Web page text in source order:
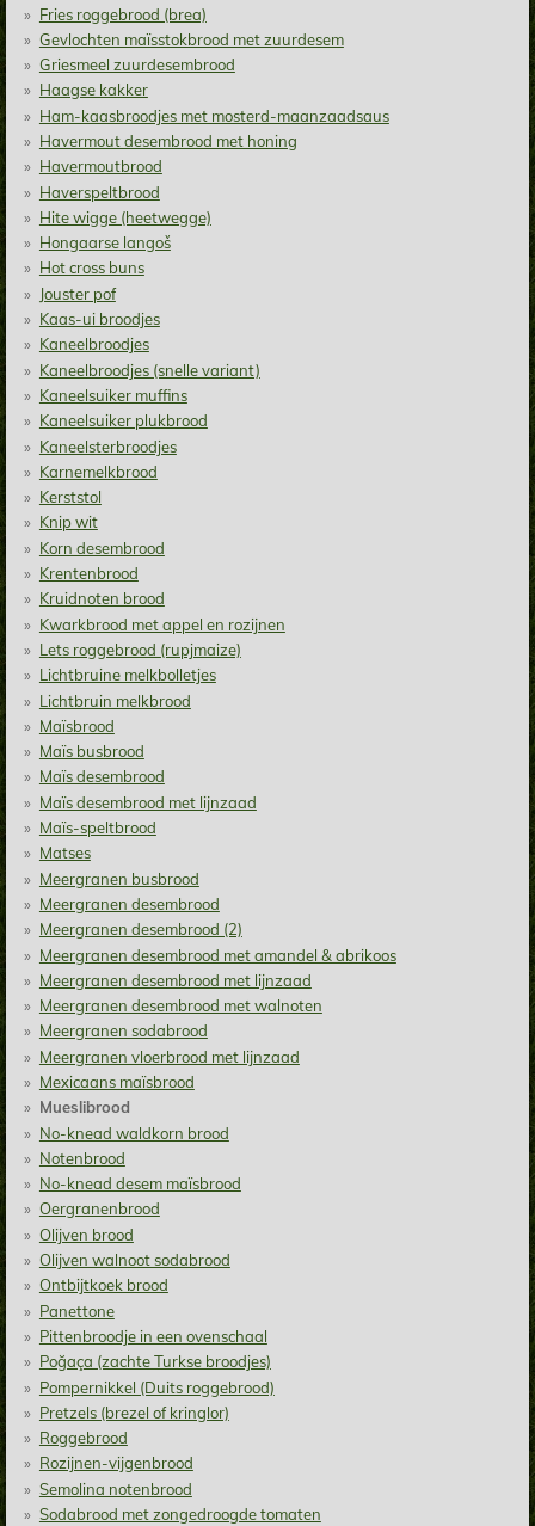
Fries roggebrood (brea)
Gevlochten maïsstokbrood met zuurdesem
Griesmeel zuurdesembrood
Haagse kakker
Ham-kaasbroodjes met mosterd-maanzaadsaus
Havermout desembrood met honing
Havermoutbrood
Haverspeltbrood
Hite wigge (heetwegge)
Hongaarse langoš
Hot cross buns
Jouster pof
Kaas-ui broodjes
Kaneelbroodjes
Kaneelbroodjes (snelle variant)
Kaneelsuiker muffins
Kaneelsuiker plukbrood
Kaneelsterbroodjes
Karnemelkbrood
Kerststol
Knip wit
Korn desembrood
Krentenbrood
Kruidnoten brood
Kwarkbrood met appel en rozijnen
Lets roggebrood (rupjmaize)
Lichtbruine melkbolletjes
Lichtbruin melkbrood
Maïsbrood
Maïs busbrood
Maïs desembrood
Maïs desembrood met lijnzaad
Maïs-speltbrood
Matses
Meergranen busbrood
Meergranen desembrood
Meergranen desembrood (2)
Meergranen desembrood met amandel & abrikoos
Meergranen desembrood met lijnzaad
Meergranen desembrood met walnoten
Meergranen sodabrood
Meergranen vloerbrood met lijnzaad
Mexicaans maïsbrood
Mueslibrood
No-knead waldkorn brood
Notenbrood
No-knead desem maïsbrood
Oergranenbrood
Olijven brood
Olijven walnoot sodabrood
Ontbijtkoek brood
Panettone
Pittenbroodje in een ovenschaal
Poğaça (zachte Turkse broodjes)
Pompernikkel (Duits roggebrood)
Pretzels (brezel of kringlor)
Roggebrood
Rozijnen-vijgenbrood
Semolina notenbrood
Sodabrood met zongedroogde tomaten